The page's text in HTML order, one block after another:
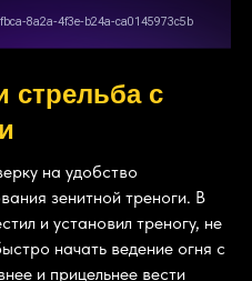
стрельба с
на удобство
зенитной треноги. В
и установил треногу, не
начать ведение огня с
и прицельнее вести